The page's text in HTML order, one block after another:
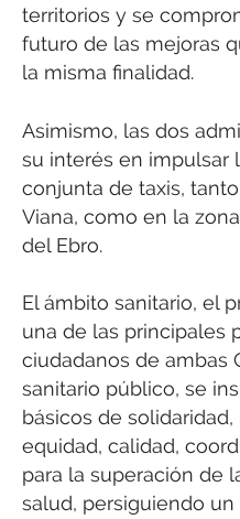
territorios y se
futuro de las mejoras
la misma finalidad.
Asimismo, las dos
su interés en impulsar
conjunta de taxis,
Viana, como en la
del Ebro.
El ámbito sanitario, el
una de las principales
ciudadanos de ambas
sanitario público, se
básicos de
equidad, calidad,
para la superación de
salud, persiguiendo